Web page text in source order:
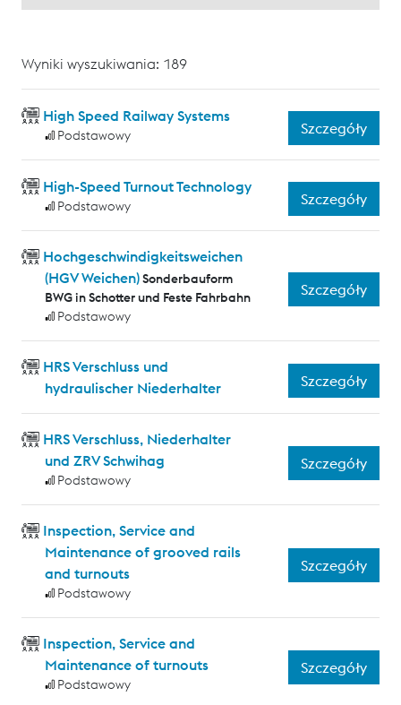
Wyniki wyszukiwania: 189
High Speed Railway Systems
Podstawowy Szczegóły
High-Speed Turnout Technology
Podstawowy Szczegóły
Hochgeschwindigkeitsweichen
(HGV Weichen)Sonderbauform
BWG in Schotter und Feste Fahrbahn
Podstawowy
Szczegóły
HRS Verschluss und
hydraulischer Niederhalter
Szczegóły
HRS Verschluss, Niederhalter
und ZRV Schwihag
Podstawowy
Szczegóły
Inspection, Service and
Maintenance of grooved rails
and turnouts
Podstawowy
Szczegóły
Inspection, Service and
Maintenance of turnouts
Podstawowy
Szczegóły